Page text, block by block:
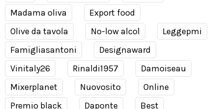
Madama oliva
Export food
Olive da tavola
No-low alcol
Leggepmi
Famigliasantoni
Designaward
Vinitaly26
Rinaldi1957
Damoiseau
Mixerplanet
Nuovosito
Online
Premio black
Daponte
Best